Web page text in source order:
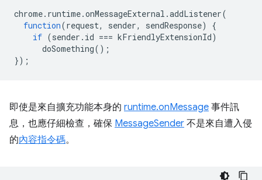
chrome. runtime.onMessageExternal .addListener(
function(request, sender, sendResponse)
{
if (sender . id === kFriendlyExtensionId)
doSomething();
});
即使是來自擴充功能本身的 runtime.onMessage 事件訊
息，也應仔細檢查，確保 MessageSender 不是來自遭入侵
的內容指令碼。